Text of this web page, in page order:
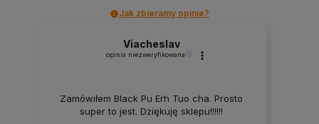
Jak zbieramy opinie?
Viacheslav
opinia niezweryfikowana
Zamówiłem Black Pu Erh Tuo cha. Prosto
super to jest. Dziękuję sklepu!!!!!!